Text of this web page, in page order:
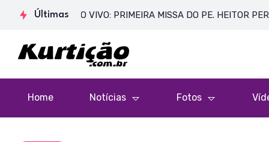
Últimas
🔴 AO VIVO: PRIMEIRA MISSA DO PE. HEITOR PEREIRA
Home Notícias Fotos